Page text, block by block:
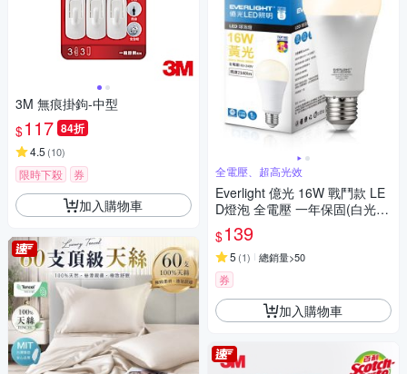
3M 無痕掛鉤-中型
$117 84折
4.5 (10)
限時下殺 券
加入購物車
全電壓、超高光效
Everlight 億光 16W 戰鬥款 LE
D燈泡 全電壓 一年保固(白光/
黃光/自然光)
$139
5 (1) 總銷量>50
券
加入購物車